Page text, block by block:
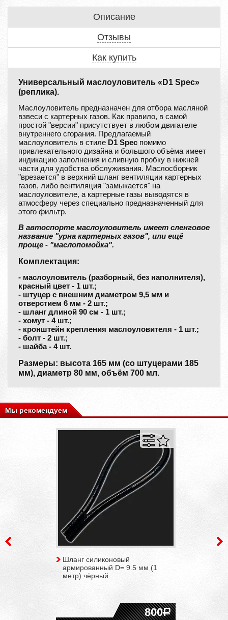
Описание
Отзывы
Как купить
Универсальный маслоуловитель «D1 Spec»
(реплика).
Маслоуловитель предназначен для отбора масляной
взвеси с картерных газов. Как правило, в самой
простой "версии" присутствует в любом двигателе
внутреннего сгорания. Предлагаемый
маслоуловитель в стиле D1 Spec помимо
привлекательного дизайна и большого объёма имеет
индикацию заполнения и сливную пробку в нижней
части для удобства обслуживания. Маслосборник
"врезается" в верхний шланг вентиляции картерных
газов, либо вентиляция "замыкается" на
маслоуловителе, а картерные газы выводятся в
атмосферу через специально предназначенный для
этого фильтр.
В автоспорте маслоуловитель имеет сленговое
название "урна картерных газов", или ещё
проще - "маслопомойка".
Комплектация:
- маслоуловитель (разборный, без наполнителя),
красный цвет - 1 шт.;
- штуцер с внешним диаметром 9,5 мм и
отверстием 6 мм - 2 шт.;
- шланг длиной 90 см - 1 шт.;
- хомут - 4 шт.;
- кронштейн крепления маслоуловителя - 1 шт.;
- болт - 2 шт.;
- шайба - 4 шт.
Размеры: высота 165 мм (со штуцерами 185
мм), диаметр 80 мм, объём 700 мл.
Мы рекомендуем
Шланг силиконовый
армированный D= 9.5 мм (1
метр) чёрный
800